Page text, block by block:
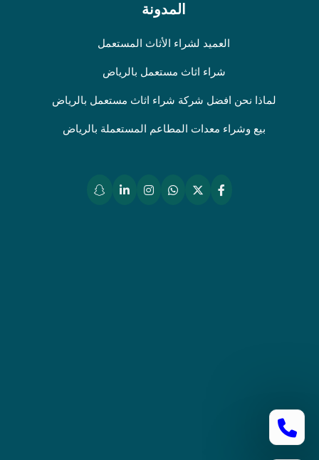
المدونة
العميد لشراء الأثاث المستعمل
شراء اثاث مستعمل بالرياض
لماذا نحن افضل شركة شراء اثاث مستعمل بالرياض
بيع وشراء معدات المطاعم المستعملة بالرياض